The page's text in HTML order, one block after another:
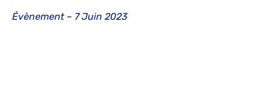
Évènement – 7 Juin 2023